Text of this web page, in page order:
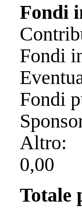
Fondi
0,00
Totale